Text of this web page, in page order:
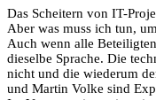
Das Scheitern von IT-
Aber was muss ich tun,
Auch wenn alle
dieselbe Sprache. Die
nicht und die wiederum
und Martin Volke sind